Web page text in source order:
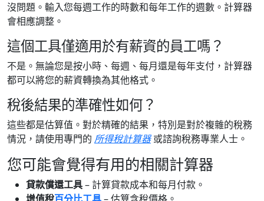
沒問題。輸入您每週工作的時數和每年工作的週數。計算器
會相應調整。
這個工具僅適用於有薪資的員工嗎？
不是。無論您是按小時、每週、每月還是每年支付，計算器
都可以將您的薪資轉換為其他格式。
稅後結果的準確性如何？
這些都是估算值。對於精確的結果，特別是對於複雜的稅務
情況，請使用專門的 所得稅計算器或諮詢稅務專業人士。
您可能會覺得有用的相關計算器
貸款償還工具– 計算貸款成本和每月付款。